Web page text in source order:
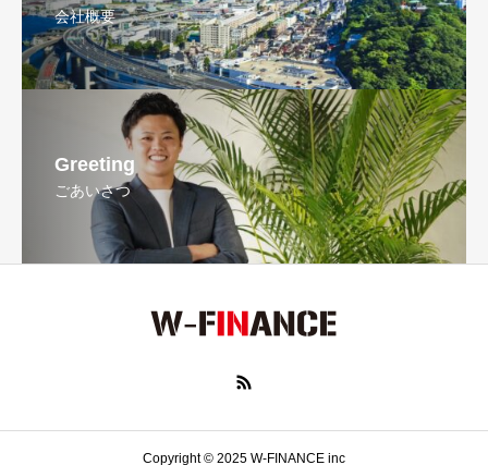
会社概要
Greeting
ごあいさつ
Copyright © 2025 W-FINANCE inc